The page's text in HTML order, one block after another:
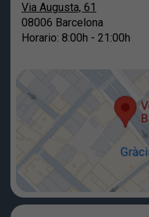
Via Augusta, 61
08006 Barcelona
Horario: 8:00h - 21:00h